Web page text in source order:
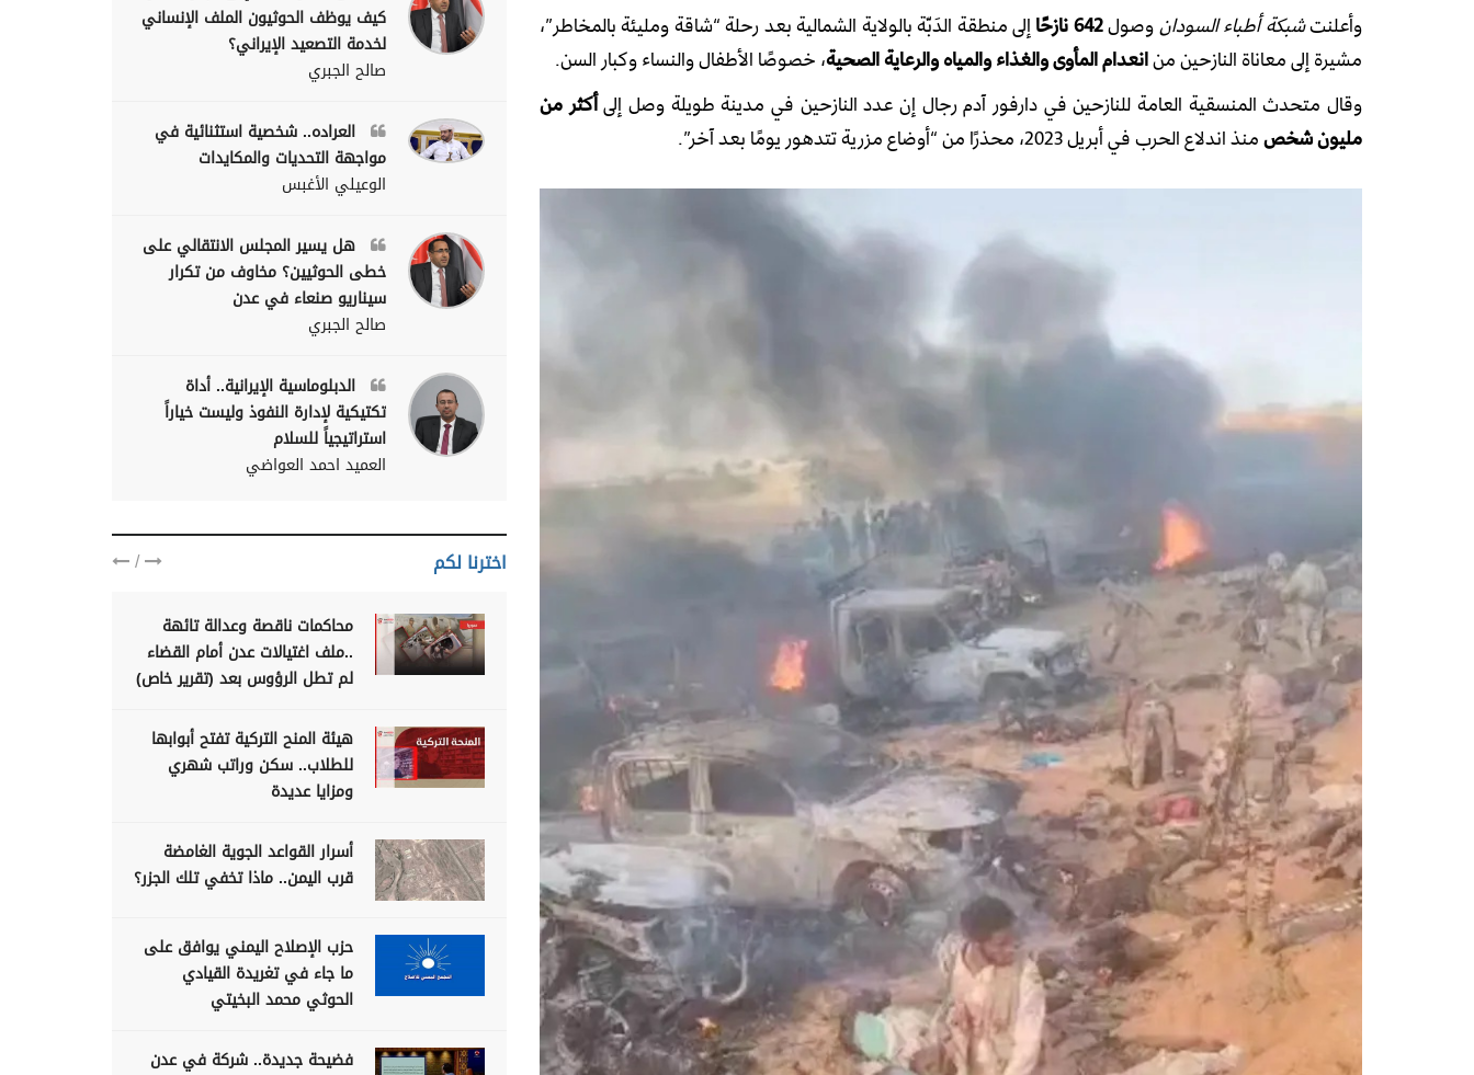
وأعلنتشبكة أطباء السودانوصول642 نازحًا
إلى منطقة الدَبّة بالولاية الشمالية بعد رحلة “شاقة ومليئة بالمخاطر”،
مشيرة إلى معاناة النازحين منانعدام المأوى والغذاء والمياه والرعاية الصحية، خصوصًا الأطفال والنساء وكبار السن.
وقال متحدث المنسقية العامة للنازحين في دارفور آدم رجال إن عدد النازحين في مدينة طويلة وصل إلىأكثر من
مليون شخصمنذ اندلاع الحرب في أبريل 2023، محذرًا من “أوضاع مزرية تتدهور يومًا بعد آخر”.
كيف يوظف الحوثيون الملف الإنساني
لخدمة التصعيد الإيراني؟
صالح الجبري
العراده.. شخصية استثنائية في
مواجهة التحديات والمكايدات
الوعيلي الأغبس
هل يسير المجلس الانتقالي على
خطى الحوثيين؟ مخاوف من تكرار
سيناريو صنعاء في عدن
صالح الجبري
الدبلوماسية الإيرانية.. أداة
تكتيكية لإدارة النفوذ وليست خياراً
استراتيجياً للسلام
العميد احمد العواضي
اخترنا لكم /
محاكمات ناقصة وعدالة تائهة
..ملف اغتيالات عدن أمام القضاء
لم تطل الرؤوس بعد (تقرير خاص)
هيئة المنح التركية تفتح أبوابها
للطلاب.. سكن وراتب شهري
ومزايا عديدة
أسرار القواعد الجوية الغامضة
قرب اليمن.. ماذا تخفي تلك الجزر؟
حزب الإصلاح اليمني يوافق على
ما جاء في تغريدة القيادي
الحوثي محمد البخيتي
فضيحة جديدة.. شركة في عدن